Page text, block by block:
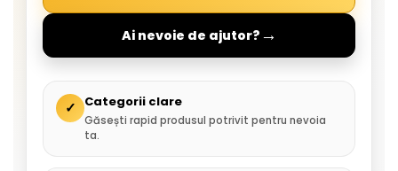
Ai nevoie de ajutor? →
✓ Categorii clare
Găsești rapid produsul potrivit pentru nevoia
ta.